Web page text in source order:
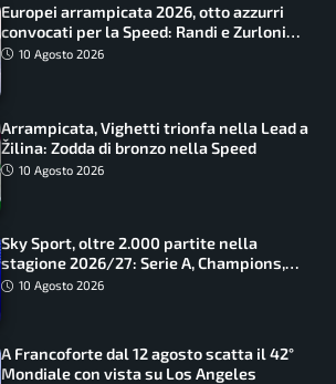
Europei arrampicata 2026, otto azzurri
convocati per la Speed: Randi e Zurloni
guidano l’Italia
10 Agosto 2026
Arrampicata, Vighetti trionfa nella Lead a
Žilina: Zodda di bronzo nella Speed
10 Agosto 2026
Sky Sport, oltre 2.000 partite nella
stagione 2026/27: Serie A, Champions,
Premier e tutte le novità
10 Agosto 2026
A Francoforte dal 12 agosto scatta il 42°
Mondiale con vista su Los Angeles